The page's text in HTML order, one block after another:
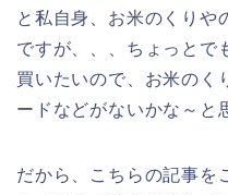
と私自身、お米のくりや
ですが、、、ちょっとで
買いたいので、お米のく
ードなどがないかな～と
だから、こちらの記事を